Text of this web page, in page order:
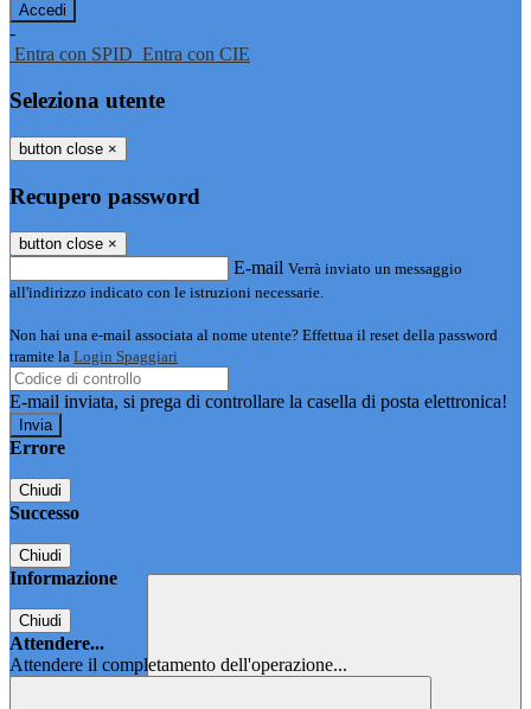
-
Entra con SPID Entra con CIE
Seleziona utente
button close ×
Recupero password
button close ×
E-mail Verrà inviato un messaggio
all'indirizzo indicato con le istruzioni necessarie.
Non hai una e-mail associata al nome utente? Effettua il reset della password
tramite la Login Spaggiari
E-mail inviata, si prega di controllare la casella di posta elettronica!
Errore
Chiudi
Successo
Chiudi
Informazione
Chiudi
Attendere...
Attendere il completamento dell'operazione...